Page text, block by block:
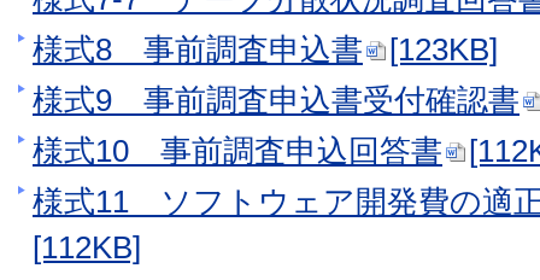
様式8 事前調査申込書
[123KB]
様式9 事前調査申込書受付確認書
様式10 事前調査申込回答書
様式11 ソフトウェア開発費の適
[112KB]